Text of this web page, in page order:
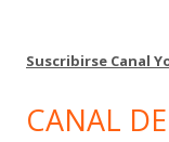
Suscribirse Canal
CANAL